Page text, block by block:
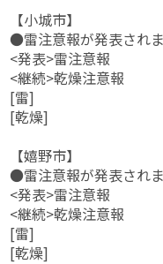
【小城市】
●雷注意報が発表されま
<発表>雷注意報
<継続>乾燥注意報
[雷]
[乾燥]
【嬉野市】
●雷注意報が発表されま
<発表>雷注意報
<継続>乾燥注意報
[雷]
[乾燥]